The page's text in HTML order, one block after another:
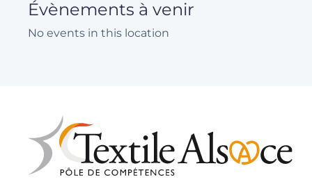
Évènements à venir
No events in this location